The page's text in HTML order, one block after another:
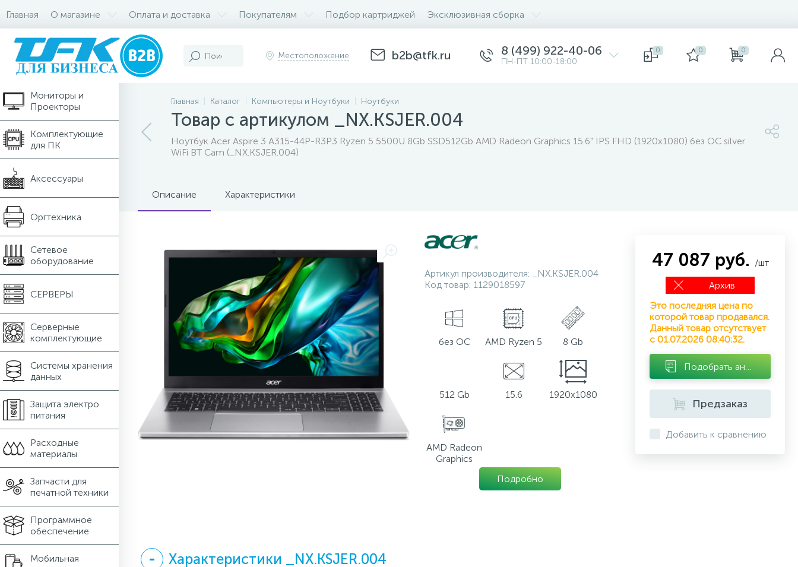
Главная О магазине Оплата и доставка Покупателям Подбор картриджей Эксклюзивная сборка
Местоположение b2b@tfk.ru 8 (499) 922-40-06
ПН-ПТ 10:00-18:00
0 0 0
Компьютеры и
Ноутбуки
Мониторы и
Проекторы
Комплектующие
для ПК
Аксессуары
Оргтехника
Сетевое
оборудование
СЕРВЕРЫ
Серверные
комплектующие
Системы хранения
данных
Защита электро
питания
Расходные
материалы
Запчасти для
печатной техники
Программное
обеспечение
Мобильная
Главная Каталог Компьютеры и Ноутбуки Ноутбуки
Товар с артикулом _NX.KSJER.004
Ноутбук Acer Aspire 3 A315-44P-R3P3 Ryzen 5 5500U 8Gb SSD512Gb AMD Radeon Graphics 15.6" IPS FHD (1920x1080) без ОС silver
WiFi BT Cam (_NX.KSJER.004)
Описание Характеристики
Артикул производителя:
_NX.KSJER.004
Код товар: 1129018597
без ОС AMD Ryzen 5 8 Gb
512 Gb 15.6 1920x1080
AMD Radeon
Graphics
Подробно
Характеристики _NX.KSJER.004
47 087 руб. /шт
Архив
Это последняя цена по
которой товар продавался.
Данный товар отсутствует
с 01.07.2026 08:40:32.
Предзаказ
Добавить к сравнению